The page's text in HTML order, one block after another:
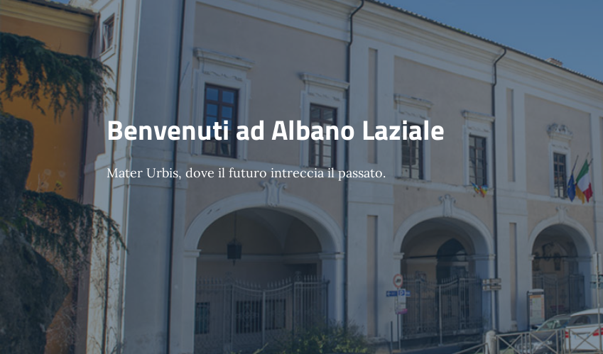
Benvenuti ad Albano Laziale
Mater Urbis, dove il futuro intreccia il passato.